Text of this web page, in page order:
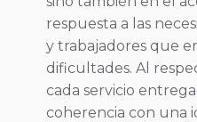
respuesta a las
y trabajadores que
dificultades. Al
cada servicio
coherencia con una